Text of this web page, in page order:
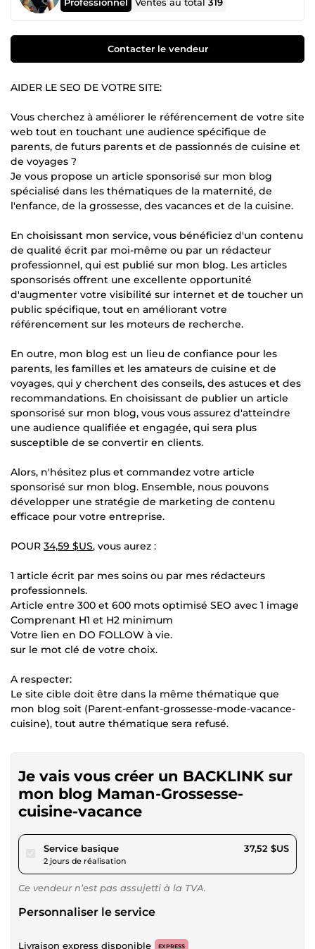
Contacter le vendeur
AIDER LE SEO DE VOTRE SITE:
Vous cherchez à améliorer le référencement de votre site
web tout en touchant une audience spécifique de
parents, de futurs parents et de passionnés de cuisine et
de voyages ?
Je vous propose un article sponsorisé sur mon blog
spécialisé dans les thématiques de la maternité, de
l'enfance, de la grossesse, des vacances et de la cuisine.
En choisissant mon service, vous bénéficiez d'un contenu
de qualité écrit par moi-même ou par un rédacteur
professionnel, qui est publié sur mon blog. Les articles
sponsorisés offrent une excellente opportunité
d'augmenter votre visibilité sur internet et de toucher un
public spécifique, tout en améliorant votre
référencement sur les moteurs de recherche.
En outre, mon blog est un lieu de confiance pour les
parents, les familles et les amateurs de cuisine et de
voyages, qui y cherchent des conseils, des astuces et des
recommandations. En choisissant de publier un article
sponsorisé sur mon blog, vous vous assurez d'atteindre
une audience qualifiée et engagée, qui sera plus
susceptible de se convertir en clients.
Alors, n'hésitez plus et commandez votre article
sponsorisé sur mon blog. Ensemble, nous pouvons
développer une stratégie de marketing de contenu
efficace pour votre entreprise.
POUR 34,59 $US, vous aurez :
1 article écrit par mes soins ou par mes rédacteurs
professionnels.
Article entre 300 et 600 mots optimisé SEO avec 1 image
Comprenant H1 et H2 minimum
Votre lien en DO FOLLOW à vie.
sur le mot clé de votre choix.
A respecter:
Le site cible doit être dans la même thématique que
mon blog soit (Parent-enfant-grossesse-mode-vacance-
cuisine), tout autre thématique sera refusé.
Je vais vous créer un BACKLINK sur
mon blog Maman-Grossesse-
cuisine-vacance
Service basiquepour 34,58 $US
2 jours de réalisation
37,52 $US
Ce vendeur n’est pas assujetti à la TVA.
Personnaliser le service
Livraison express disponible EXPRESS